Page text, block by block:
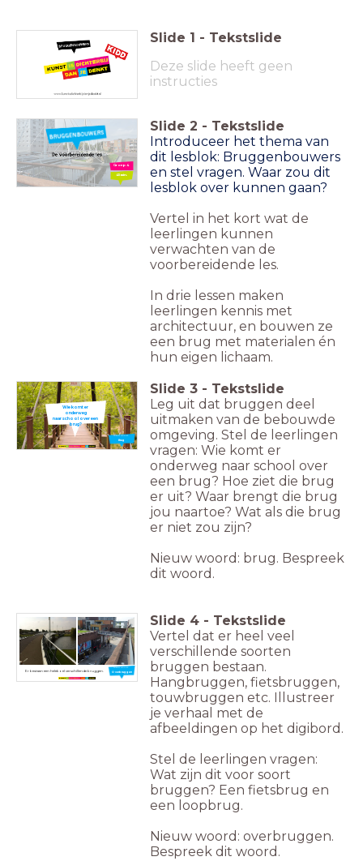
Slide 1 - Tekstslide
Deze slide heeft geen
instructies
Groep 4
45 min.
Slide 2 - Tekstslide
Introduceer het thema van
dit lesblok: Bruggenbouwers
en stel vragen. Waar zou dit
lesblok over kunnen gaan?
Vertel in het kort wat de
leerlingen kunnen
verwachten van de
voorbereidende les.
In drie lessen maken
leerlingen kennis met
architectuur, en bouwen ze
een brug met materialen én
hun eigen lichaam.
Nieuw woord:
Brug
Wie komt er
onderweg
naarschool overeen
brug?
Slide 3 - Tekstslide
Leg uit dat bruggen deel
uitmaken van de bebouwde
omgeving. Stel de leerlingen
vragen: Wie komt er
onderweg naar school over
een brug? Hoe ziet die brug
er uit? Waar brengt die brug
jou naartoe? Wat als die brug
er niet zou zijn?
Nieuw woord: brug. Bespreek
dit woord.
Nieuw woord:
Overbruggen
Er bestaan een heleboel verschillende bruggen.
Slide 4 - Tekstslide
Vertel dat er heel veel
verschillende soorten
bruggen bestaan.
Hangbruggen, fietsbruggen,
touwbruggen etc. Illustreer
je verhaal met de
afbeeldingen op het digibord.
Stel de leerlingen vragen:
Wat zijn dit voor soort
bruggen? Een fietsbrug en
een loopbrug.
Nieuw woord: overbruggen.
Bespreek dit woord.